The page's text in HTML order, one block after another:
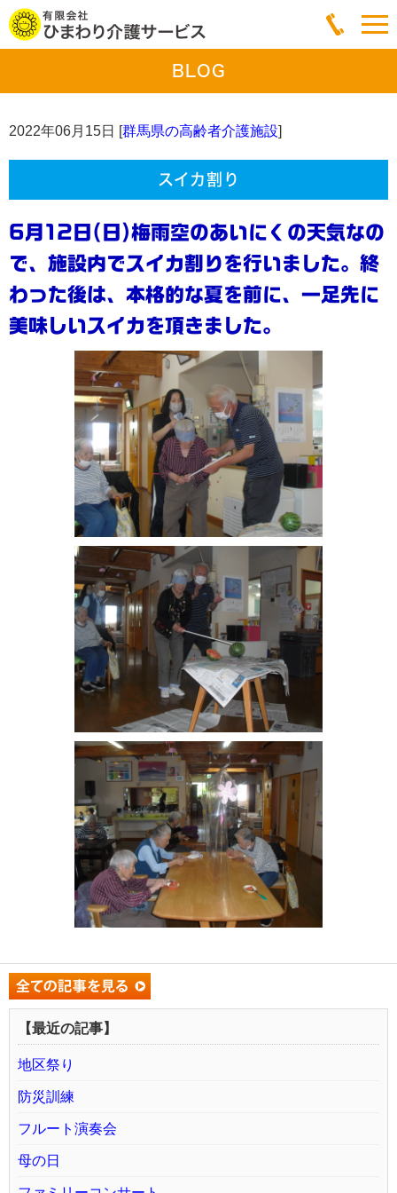
BLOG
2022年06月15日 [群馬県の高齢者介護施設]
スイカ割り
6月12日(日)梅雨空のあいにくの天気なの
で、施設内でスイカ割りを行いました。終
わった後は、本格的な夏を前に、一足先に
美味しいスイカを頂きました。
【最近の記事】
地区祭り
防災訓練
フルート演奏会
母の日